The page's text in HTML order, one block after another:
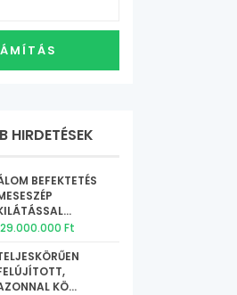
HIRDETÉSEK
BEFEKTETÉS
Ft
KÖ...